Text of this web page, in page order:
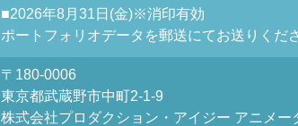
■2026年8月31日(金)※消印有効
ポートフォリオデータを郵送にてお送りくだ
〒180-0006
東京都武蔵野市中町2-1-9
株式会社プロダクション・アイジー アニメー